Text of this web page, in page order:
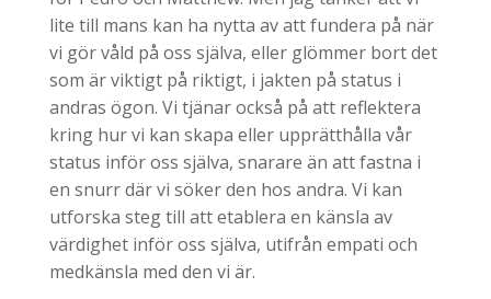
lite till mans kan ha nytta av att fundera på när
vi gör våld på oss själva, eller glömmer bort det
som är viktigt på riktigt, i jakten på status i
andras ögon. Vi tjänar också på att reflektera
kring hur vi kan skapa eller upprätthålla vår
status inför oss själva, snarare än att fastna i
en snurr där vi söker den hos andra. Vi kan
utforska steg till att etablera en känsla av
värdighet inför oss själva, utifrån empati och
medkänsla med den vi är.